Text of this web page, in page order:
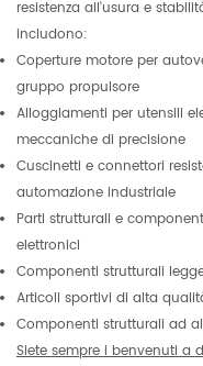
resistenza all'usura e
includono:
Coperture motore per
gruppo propulsore
Alloggiamenti per utensili
meccaniche di precisione
Cuscinetti e connettori
automazione industriale
Parti strutturali e
elettronici
Componenti strutturali
Articoli sportivi di alta
Componenti strutturali ad
Siete sempre i benvenuti a